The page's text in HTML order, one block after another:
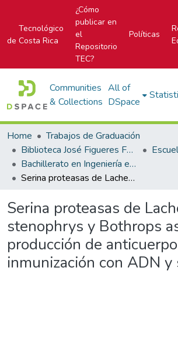
Tecnológico
de Costa Rica
¿Cómo
publicar en
el
Repositorio
TEC?
Políticas
Communities
& Collections
All of
DSpace
Home
Trabajos de Graduación
Biblioteca José Figueres Ferrer
Bachillerato en Ingeniería en Biotecnología
Serina proteasas de Lachesis stenophrys y Bothrops asper: producción de anticuerpos mediante inmunización con ADN y subclonaje
Serina proteasas de
stenophrys y Bothrops
producción de
inmunización con ADN y